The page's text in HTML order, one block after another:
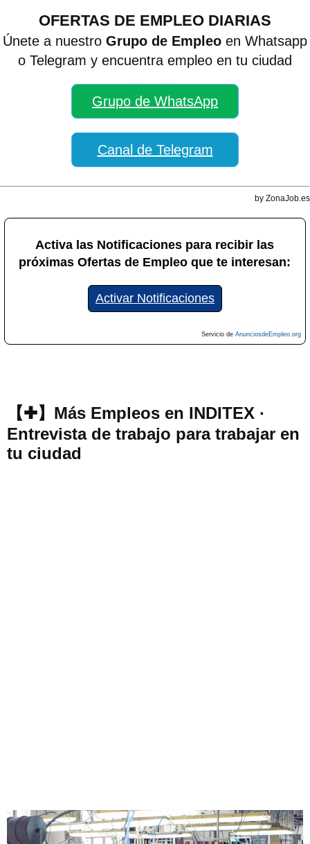
OFERTAS DE EMPLEO DIARIAS
Únete a nuestro Grupo de Empleo en Whatsapp
o Telegram y encuentra empleo en tu ciudad
Grupo de WhatsApp
Canal de Telegram
by ZonaJob.es
Activa las Notificaciones para recibir las
próximas Ofertas de Empleo que te interesan:
Activar Notificaciones
Servicio de AnunciosdeEmpleo.org
【✚】Más Empleos en INDITEX ·
Entrevista de trabajo para trabajar en
tu ciudad